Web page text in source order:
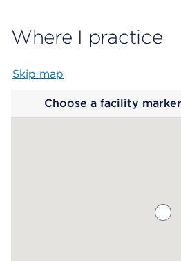
Where I practice
Skip map
Choose a facility